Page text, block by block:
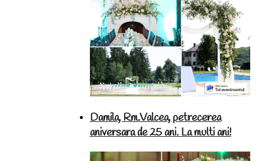
Damila, Rm.Valcea, petrecerea
aniversara de 25 ani. La multi ani!